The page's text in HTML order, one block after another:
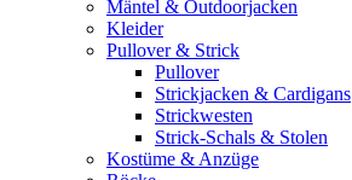
Mäntel & Outdoorjacken
Kleider
Pullover & Strick
Pullover
Strickjacken & Cardigans
Strickwesten
Strick-Schals & Stolen
Kostüme & Anzüge